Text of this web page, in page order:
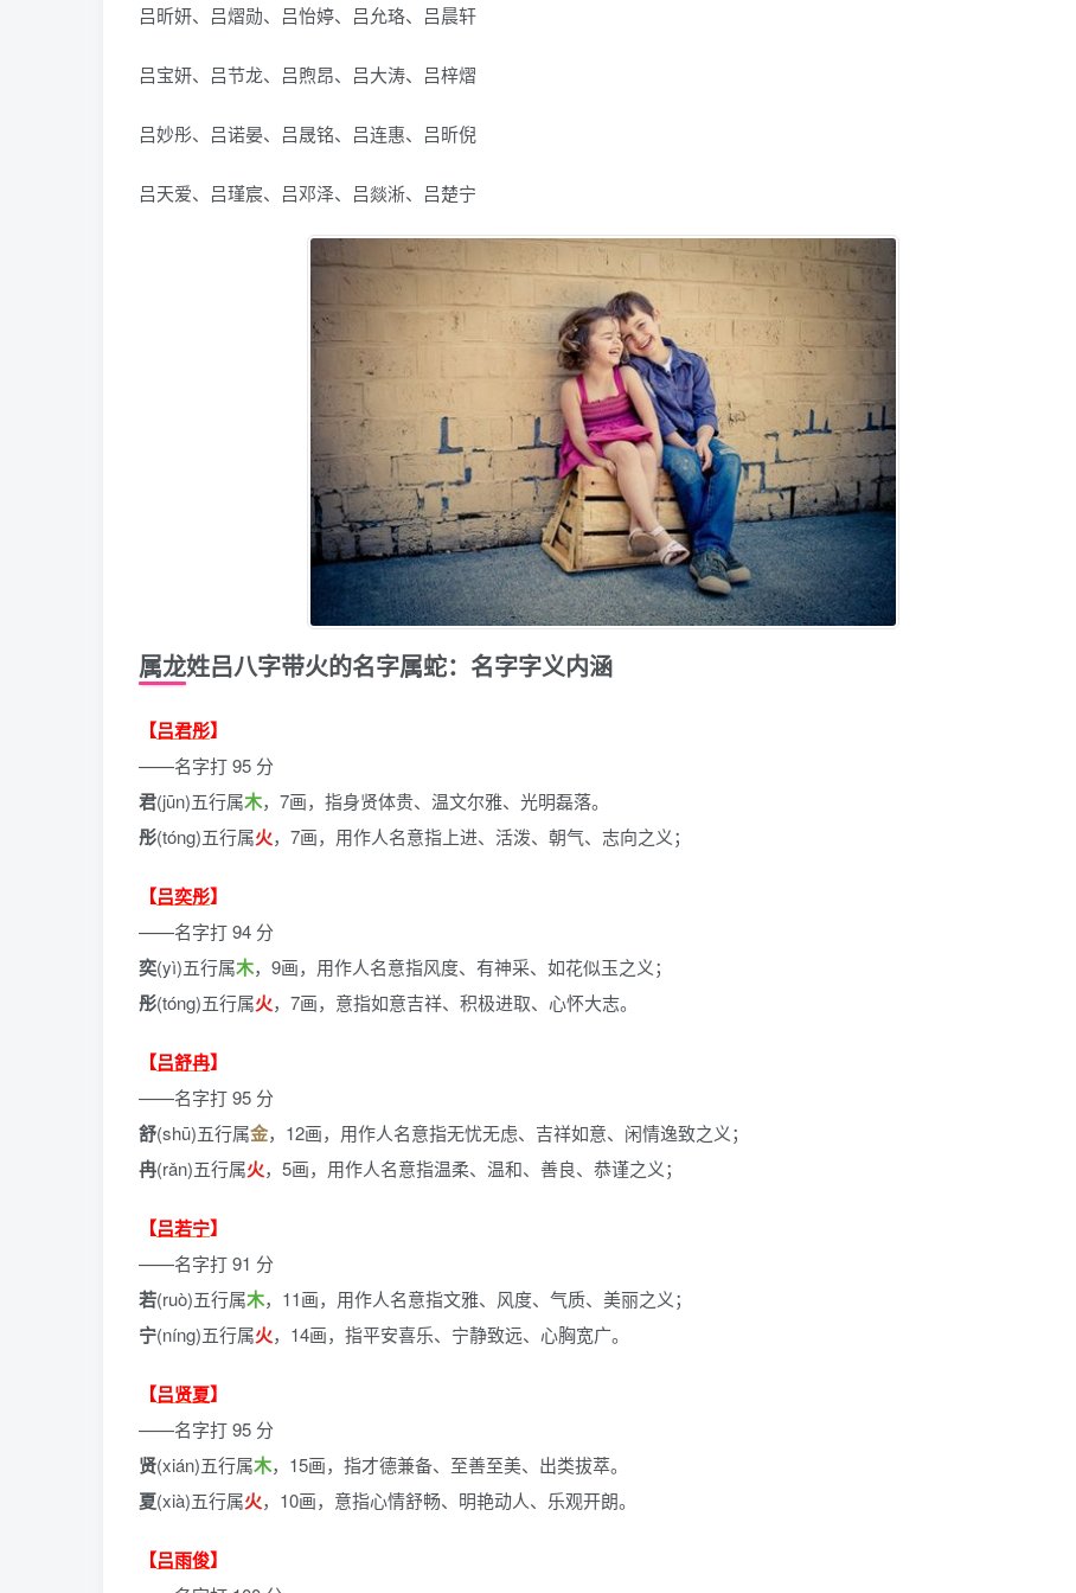
吕昕妍、吕熠勋、吕怡婷、吕允珞、吕晨轩
吕宝妍、吕节龙、吕煦昂、吕大涛、吕梓熠
吕妙彤、吕诺晏、吕晟铭、吕连惠、吕昕倪
吕天爱、吕瑾宸、吕邓泽、吕燚淅、吕楚宁
属龙姓吕八字带火的名字属蛇：名字字义内涵
【吕君彤】
——名字打 95 分
君(jūn)五行属木，7画，指身贤体贵、温文尔雅、光明磊落。
彤(tóng)五行属火，7画，用作人名意指上进、活泼、朝气、志向之义；
【吕奕彤】
——名字打 94 分
奕(yì)五行属木，9画，用作人名意指风度、有神采、如花似玉之义；
彤(tóng)五行属火，7画，意指如意吉祥、积极进取、心怀大志。
【吕舒冉】
——名字打 95 分
舒(shū)五行属金，12画，用作人名意指无忧无虑、吉祥如意、闲情逸致之义；
冉(rǎn)五行属火，5画，用作人名意指温柔、温和、善良、恭谨之义；
【吕若宁】
——名字打 91 分
若(ruò)五行属木，11画，用作人名意指文雅、风度、气质、美丽之义；
宁(níng)五行属火，14画，指平安喜乐、宁静致远、心胸宽广。
【吕贤夏】
——名字打 95 分
贤(xián)五行属木，15画，指才德兼备、至善至美、出类拔萃。
夏(xià)五行属火，10画，意指心情舒畅、明艳动人、乐观开朗。
【吕雨俊】